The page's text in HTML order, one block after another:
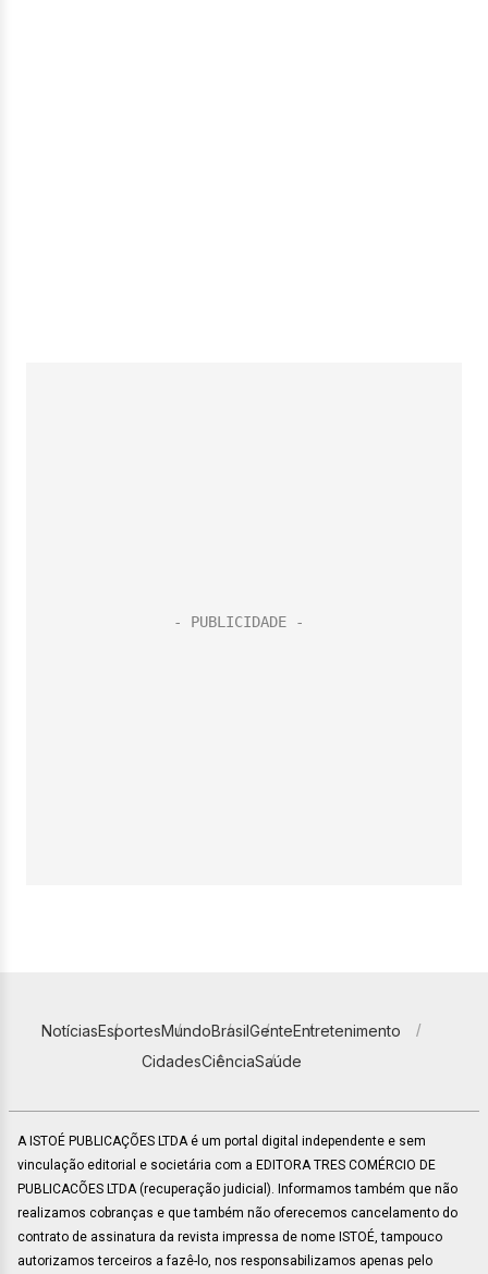
NotíciasEsportesMundoBrasilGenteEntretenimento
CidadesCiênciaSaúde
A ISTOÉ PUBLICAÇÕES LTDA é um portal digital independente e sem
vinculação editorial e societária com a EDITORA TRES COMÉRCIO DE
PUBLICACÕES LTDA (recuperação judicial). Informamos também que não
realizamos cobranças e que também não oferecemos cancelamento do
contrato de assinatura da revista impressa de nome ISTOÉ, tampouco
autorizamos terceiros a fazê-lo, nos responsabilizamos apenas pelo